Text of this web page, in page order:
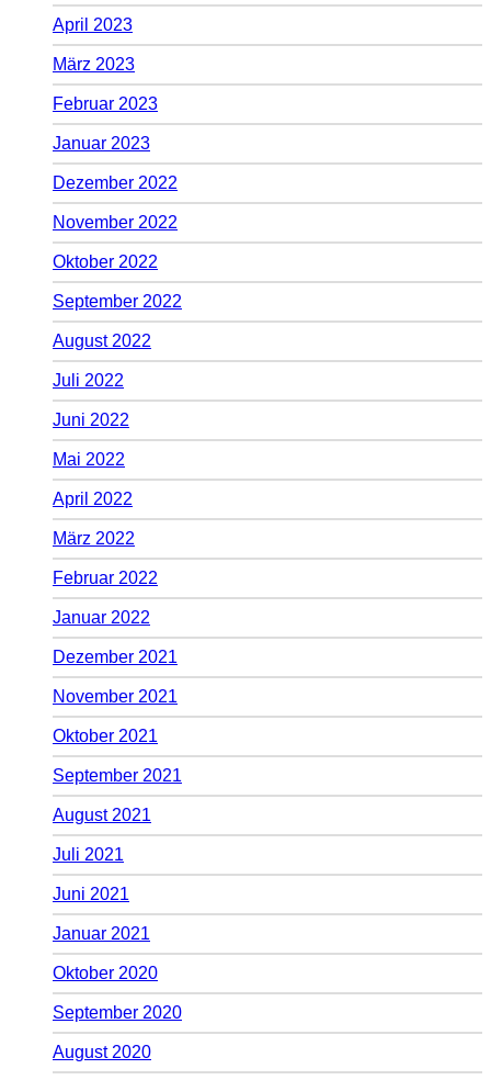
April 2023
März 2023
Februar 2023
Januar 2023
Dezember 2022
November 2022
Oktober 2022
September 2022
August 2022
Juli 2022
Juni 2022
Mai 2022
April 2022
März 2022
Februar 2022
Januar 2022
Dezember 2021
November 2021
Oktober 2021
September 2021
August 2021
Juli 2021
Juni 2021
Januar 2021
Oktober 2020
September 2020
August 2020